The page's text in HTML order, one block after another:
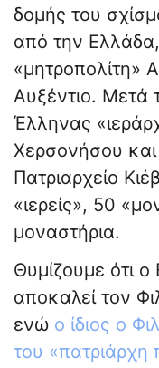
δομής του
από την
«μητροπολίτη»
Αυξέντιο. Μετά
Έλληνας
Χερσονήσου και
Πατριαρχείο
«ιερείς», 50
μοναστήρια.
Θυμίζουμε ότι
αποκαλεί τον
ενώ ο ίδιος ο
του